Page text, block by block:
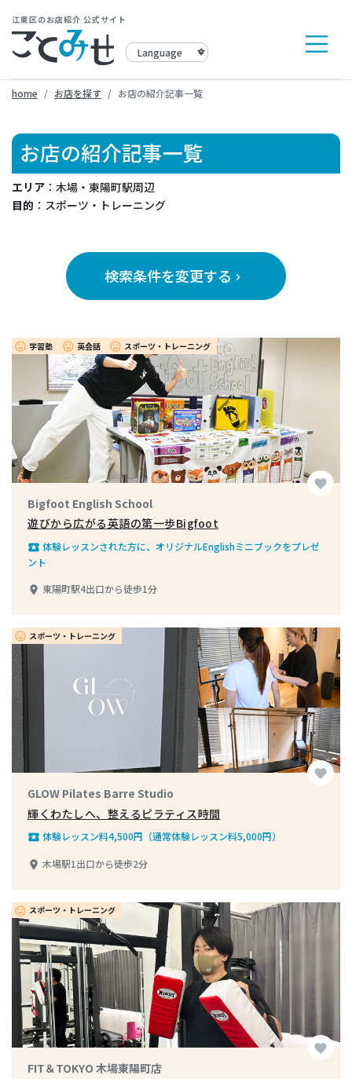
江東区のお店紹介 公式サイト
home お店を探す お店の紹介記事一覧
お店の紹介記事一覧
エリア ：木場・東陽町駅周辺
目的 ：スポーツ・トレーニング
検索条件を変更する keyboard_arrow_right
insert_emoticon 学習塾 insert_emoticon 英会話 insert_emoticon スポーツ・トレーニング
favorite
Bigfoot English School
遊びから広がる英語の第一歩Bigfoot
local_play 体験レッスンされた方に、オリジナルEnglishミニブックをプレゼ
ント
place 東陽町駅4出口から徒歩1分
insert_emoticon スポーツ・トレーニング
favorite
GLOW Pilates Barre Studio
輝くわたしへ、整えるピラティス時間
local_play 体験レッスン料4,500円（通常体験レッスン料5,000円）
place 木場駅1出口から徒歩2分
insert_emoticon スポーツ・トレーニング
favorite
FIT＆TOKYO 木場東陽町店